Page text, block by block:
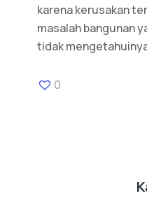
karena kerusakan
masalah bangunan
tidak
0